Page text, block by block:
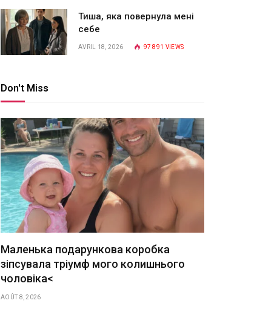
Тиша, яка повернула мені
себе
AVRIL 18, 2026 97 891 VIEWS
Don't Miss
Маленька подарункова коробка
зіпсувала тріумф мого колишнього
чоловіка<
AOÛT 8, 2026